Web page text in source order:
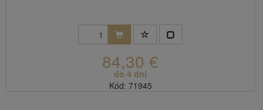
84,30 €
do 4 dní
Kód: 71945